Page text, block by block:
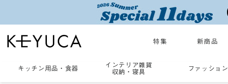
特集 新商品
キッチン用品 ・ 食器
インテリア雑貨
収納・寝具
ファッション